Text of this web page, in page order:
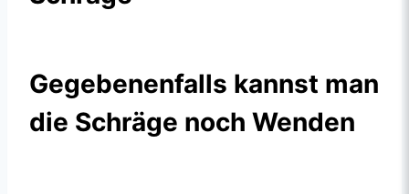
Gegebenenfalls kannst man
die Schräge noch Wenden